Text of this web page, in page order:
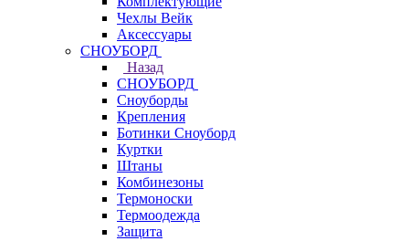
Чехлы Вейк
Аксессуары
СНОУБОРД
Назад
СНОУБОРД
Сноуборды
Крепления
Ботинки Сноуборд
Куртки
Штаны
Комбинезоны
Термоноски
Термоодежда
Защита